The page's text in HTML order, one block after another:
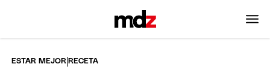
ESTAR MEJOR |RECETA